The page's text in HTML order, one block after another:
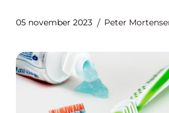
05 november 2023 Peter